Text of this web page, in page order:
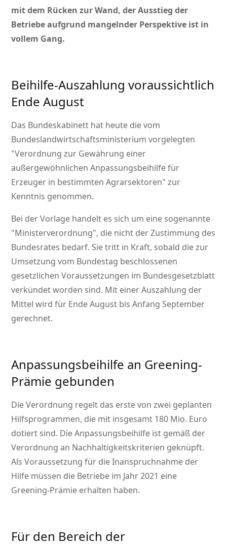
mit dem Rücken zur Wand, der Ausstieg der
Betriebe aufgrund mangelnder Perspektive ist in
vollem Gang.
Beihilfe-Auszahlung voraussichtlich
Ende August
Das Bundeskabinett hat heute die vom
Bundeslandwirtschaftsministerium vorgelegten
Verordnung zur Gewährung einer
außergewöhnlichen Anpassungsbeihilfe für
Erzeuger in bestimmten Agrarsektoren zur
Kenntnis genommen.
Bei der Vorlage handelt es sich um eine sogenannte
Ministerverordnung , die nicht der Zustimmung des
Bundesrates bedarf. Sie tritt in Kraft, sobald die zur
Umsetzung vom Bundestag beschlossenen
gesetzlichen Voraussetzungen im Bundesgesetzblatt
verkündet worden sind. Mit einer Auszahlung der
Mittel wird für Ende August bis Anfang September
gerechnet.
Anpassungsbeihilfe an Greening-
Prämie gebunden
Die Verordnung regelt das erste von zwei geplanten
Hilfsprogrammen, die mit insgesamt 180 Mio. Euro
dotiert sind. Die Anpassungsbeihilfe ist gemäß der
Verordnung an Nachhaltigkeitskriterien geknüpft.
Als Voraussetzung für die Inanspruchnahme der
Hilfe müssen die Betriebe im Jahr 2021 eine
Greening-Prämie erhalten haben.
Für den Bereich der